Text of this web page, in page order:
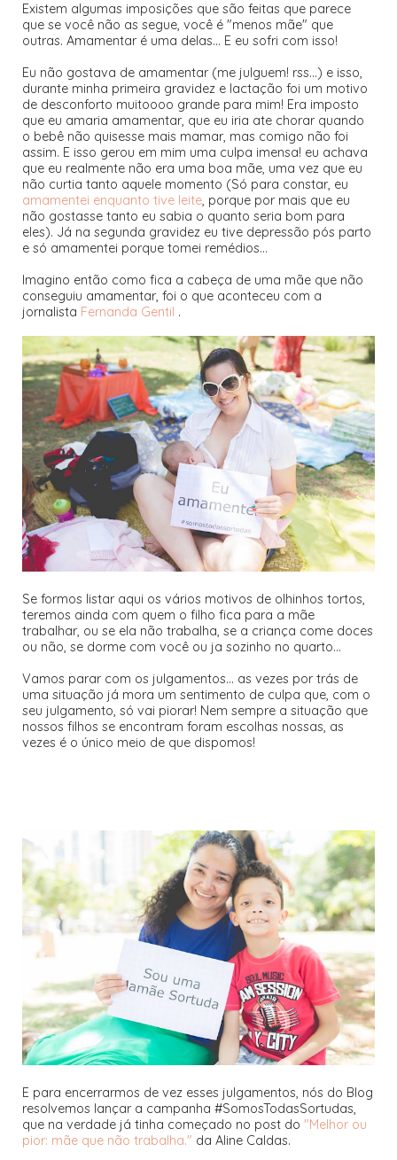
Existem algumas imposições que são feitas que parece
que se você não as segue, você é "menos mãe" que
outras. Amamentar é uma delas... E eu sofri com isso!
Eu não gostava de amamentar (me julguem! rss...) e isso,
durante minha primeira gravidez e lactação foi um motivo
de desconforto muitoooo grande para mim! Era imposto
que eu amaria amamentar, que eu iria ate chorar quando
o bebê não quisesse mais mamar, mas comigo não foi
assim. E isso gerou em mim uma culpa imensa! eu achava
que eu realmente não era uma boa mãe, uma vez que eu
não curtia tanto aquele momento (Só para constar, eu
amamentei enquanto tive leite, porque por mais que eu
não gostasse tanto eu sabia o quanto seria bom para
eles). Já na segunda gravidez eu tive depressão pós parto
e só amamentei porque tomei remédios...
Imagino então como fica a cabeça de uma mãe que não
conseguiu amamentar, foi o que aconteceu com a
jornalista Fernanda Gentil .
Se formos listar aqui os vários motivos de olhinhos tortos,
teremos ainda com quem o filho fica para a mãe
trabalhar, ou se ela não trabalha, se a criança come doces
ou não, se dorme com você ou ja sozinho no quarto...
Vamos parar com os julgamentos... as vezes por trás de
uma situação já mora um sentimento de culpa que, com o
seu julgamento, só vai piorar! Nem sempre a situação que
nossos filhos se encontram foram escolhas nossas, as
vezes é o único meio de que dispomos!
E para encerrarmos de vez esses julgamentos, nós do Blog
resolvemos lançar a campanha #SomosTodasSortudas,
que na verdade já tinha começado no post do "Melhor ou
pior: mãe que não trabalha." da Aline Caldas.